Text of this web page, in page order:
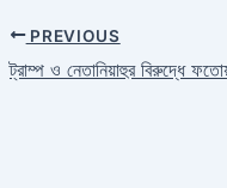
PREVIOUS
ট্রাম্প ও নেতানিয়াহুর বিরুদ্ধে